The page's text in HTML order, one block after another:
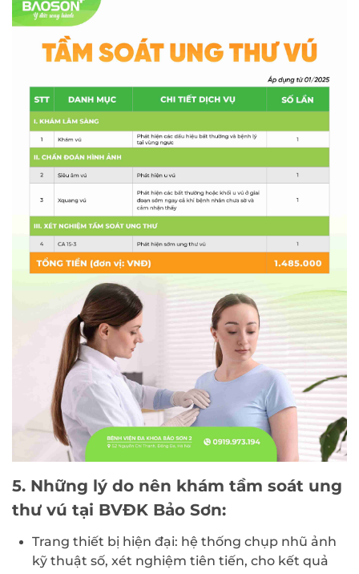
5. Những lý do nên khám tầm soát ung
thư vú tại BVĐK Bảo Sơn:
Trang thiết bị hiện đại: hệ thống chụp nhũ ảnh
kỹ thuật số, xét nghiệm tiên tiến, cho kết quả